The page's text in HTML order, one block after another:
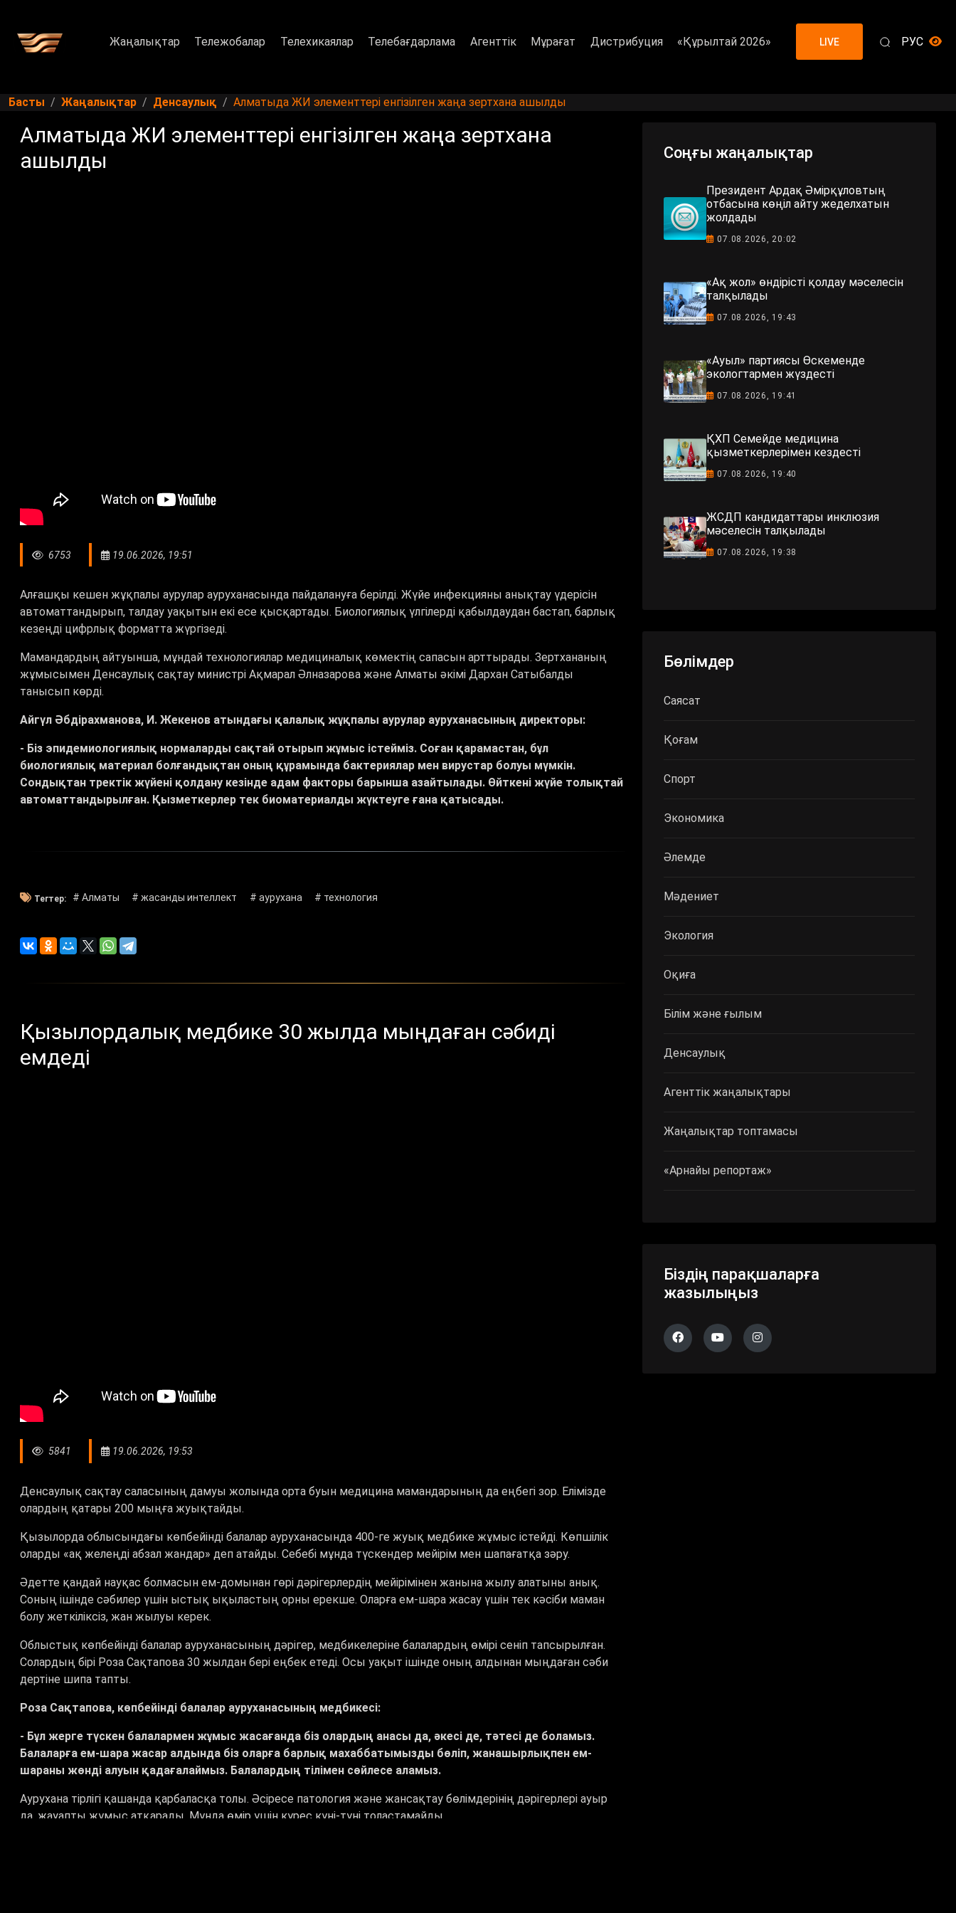
Жаңалықтар Тележобалар Телехикаялар Телебағдарлама Агенттік Мұрағат Дистрибуция «Құрылтай 2026» LIVE РУС
Басты Жаңалықтар Денсаулық Алматыда ЖИ элементтері енгізілген жаңа зертхана ашылды
Алматыда ЖИ элементтері енгізілген жаңа зертхана
ашылды
6753 19.06.2026, 19:51
Алғашқы кешен жұқпалы аурулар ауруханасында пайдалануға берілді. Жүйе инфекцияны анықтау үдерісін
автоматтандырып, талдау уақытын екі есе қысқартады. Биологиялық үлгілерді қабылдаудан бастап, барлық
кезеңді цифрлық форматта жүргізеді.
Мамандардың айтуынша, мұндай технологиялар медициналық көмектің сапасын арттырады. Зертхананың
жұмысымен Денсаулық сақтау министрі Ақмарал Әлназарова және Алматы әкімі Дархан Сатыбалды
танысып көрді.
Айгүл Әбдірахманова, И. Жекенов атындағы қалалық жұқпалы аурулар ауруханасының директоры:
- Біз эпидемиологиялық нормаларды сақтай отырып жұмыс істейміз. Соған қарамастан, бұл
биологиялық материал болғандықтан оның құрамында бактериялар мен вирустар болуы мүмкін.
Сондықтан тректік жүйені қолдану кезінде адам факторы барынша азайтылады. Өйткені жүйе толықтай
автоматтандырылған. Қызметкерлер тек биоматериалды жүктеуге ғана қатысады.
Тегтер: # Алматы # жасанды интеллект # аурухана # технология
Қызылордалық медбике 30 жылда мыңдаған сәбиді
емдеді
5841 19.06.2026, 19:53
Денсаулық сақтау саласының дамуы жолында орта буын медицина мамандарының да еңбегі зор. Елімізде
олардың қатары 200 мыңға жуықтайды.
Қызылорда облысындағы көпбейінді балалар ауруханасында 400-ге жуық медбике жұмыс істейді. Көпшілік
оларды «ақ желеңді абзал жандар» деп атайды. Себебі мұнда түскендер мейірім мен шапағатқа зәру.
Әдетте қандай науқас болмасын ем-домынан гөрі дәрігерлердің мейірімінен жанына жылу алатыны анық.
Соның ішінде сәбилер үшін ыстық ықыластың орны ерекше. Оларға ем-шара жасау үшін тек кәсіби маман
болу жеткіліксіз, жан жылуы керек.
Облыстық көпбейінді балалар ауруханасының дәрігер, медбикелеріне балалардың өмірі сеніп тапсырылған.
Солардың бірі Роза Сақтапова 30 жылдан бері еңбек етеді. Осы уақыт ішінде оның алдынан мыңдаған сәби
дертіне шипа тапты.
Роза Сақтапова, көпбейінді балалар ауруханасының медбикесі:
- Бұл жерге түскен балалармен жұмыс жасағанда біз олардың анасы да, әкесі де, тәтесі де боламыз.
Балаларға ем-шара жасар алдында біз оларға барлық махаббатымызды бөліп, жанашырлықпен ем-
шараны жөнді алуын қадағалаймыз. Балалардың тілімен сөйлесе аламыз.
Аурухана тірлігі қашанда қарбаласқа толы. Әсіресе патология және жансақтау бөлімдерінің дәрігерлері ауыр
да, жауапты жұмыс атқарады. Мұнда өмір үшін күрес күні-түні толастамайды.
Соңғы жаңалықтар
Президент Ардақ Әмірқұловтың
отбасына көңіл айту жеделхатын
жолдады
07.08.2026, 20:02
«Ақ жол» өндірісті қолдау мәселесін
талқылады
07.08.2026, 19:43
«Ауыл» партиясы Өскеменде
экологтармен жүздесті
07.08.2026, 19:41
ҚХП Семейде медицина
қызметкерлерімен кездесті
07.08.2026, 19:40
ЖСДП кандидаттары инклюзия
мәселесін талқылады
07.08.2026, 19:38
Бөлімдер
Саясат
Қоғам
Спорт
Экономика
Әлемде
Мәдениет
Экология
Оқиға
Білім және ғылым
Денсаулық
Агенттік жаңалықтары
Жаңалықтар топтамасы
«Арнайы репортаж»
Біздің парақшаларға
жазылыңыз